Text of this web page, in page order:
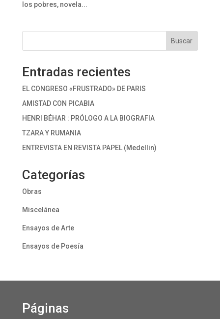
los pobres, novela...
Buscar
Entradas recientes
EL CONGRESO «FRUSTRADO» DE PARIS
AMISTAD CON PICABIA
HENRI BÉHAR : PRÓLOGO A LA BIOGRAFIA
TZARA Y RUMANIA
ENTREVISTA EN REVISTA PAPEL (Medellin)
Categorías
Obras
Miscelánea
Ensayos de Arte
Ensayos de Poesía
Páginas